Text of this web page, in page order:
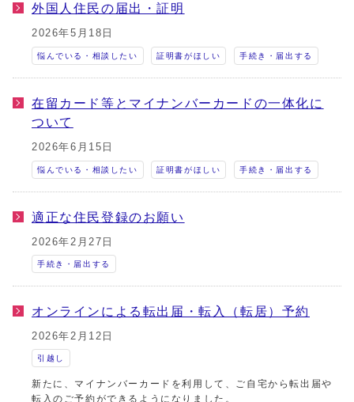
外国人住民の届出・証明
2026年5月18日
悩んでいる・相談したい 証明書がほしい 手続き・届出する
在留カード等とマイナンバーカードの一体化に
ついて
2026年6月15日
悩んでいる・相談したい 証明書がほしい 手続き・届出する
適正な住民登録のお願い
2026年2月27日
手続き・届出する
オンラインによる転出届・転入（転居）予約
2026年2月12日
引越し
新たに、マイナンバーカードを利用して、ご自宅から転出届や
転入のご予約ができるようになりました。